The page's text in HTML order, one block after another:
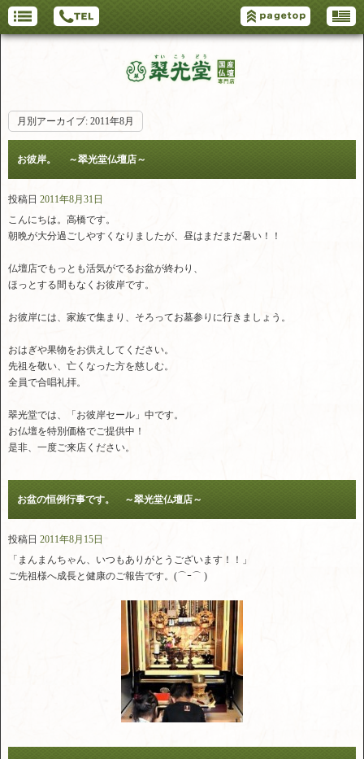
月別アーカイブ: 2011年8月
お彼岸。 ～翠光堂仏壇店～
投稿日 2011年8月31日
こんにちは。高橋です。
朝晩が大分過ごしやすくなりましたが、昼はまだまだ暑い！！
仏壇店でもっとも活気がでるお盆が終わり、
ほっとする間もなくお彼岸です。
お彼岸には、家族で集まり、そろってお墓参りに行きましょう。
おはぎや果物をお供えしてください。
先祖を敬い、亡くなった方を慈しむ。
全員で合唱礼拝。
翠光堂では、「お彼岸セール」中です。
お仏壇を特別価格でご提供中！
是非、一度ご来店ください。
お盆の恒例行事です。 ～翠光堂仏壇店～
投稿日 2011年8月15日
「まんまんちゃん、いつもありがとうございます！！」
ご先祖様へ成長と健康のご報告です。(⌒ｰ⌒ )